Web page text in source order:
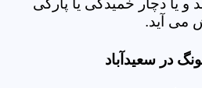
یا دچار خمیدگی یا پارگی
می آید.
در سعیدآباد